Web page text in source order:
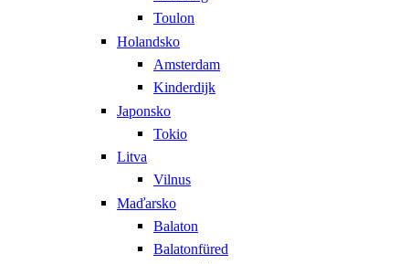
Toulon
Holandsko
Amsterdam
Kinderdijk
Japonsko
Tokio
Litva
Vilnus
Maďarsko
Balaton
Balatonfüred